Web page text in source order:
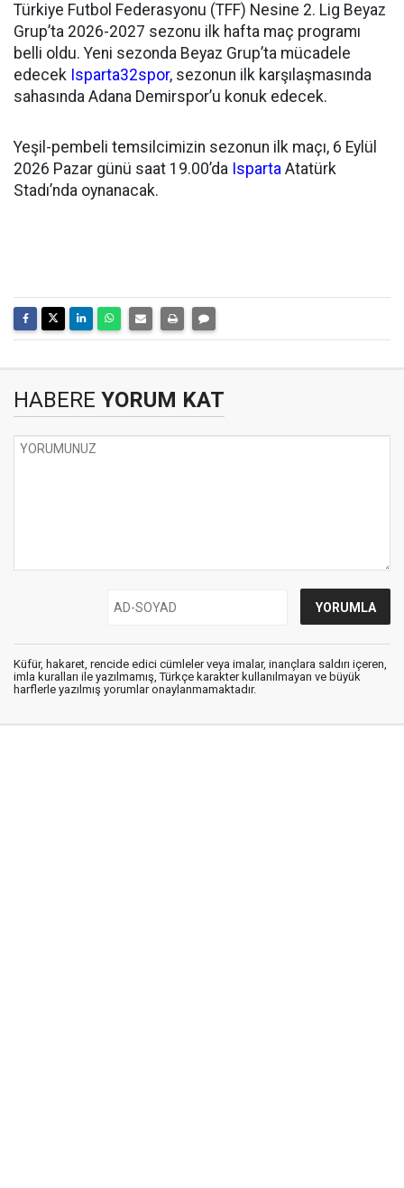
Türkiye Futbol Federasyonu (TFF) Nesine 2. Lig Beyaz
Grup’ta 2026-2027 sezonu ilk hafta maç programı
belli oldu. Yeni sezonda Beyaz Grup’ta mücadele
edecek Isparta32spor, sezonun ilk karşılaşmasında
sahasında Adana Demirspor’u konuk edecek.
Yeşil-pembeli temsilcimizin sezonun ilk maçı, 6 Eylül
2026 Pazar günü saat 19.00’da Isparta Atatürk
Stadı’nda oynanacak.
HABERE YORUM KAT
Küfür, hakaret, rencide edici cümleler veya imalar, inançlara saldırı içeren,
imla kuralları ile yazılmamış, Türkçe karakter kullanılmayan ve büyük
harflerle yazılmış yorumlar onaylanmamaktadır.